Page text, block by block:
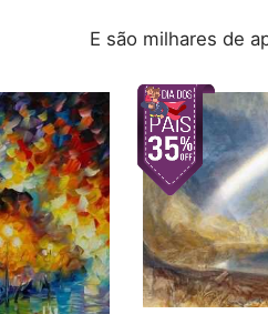
E são milhares de